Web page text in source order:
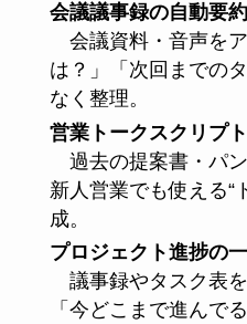
会議議事録の自動要
会議資料・音声を
は？」「次回までの
なく整理。
営業トークスクリプ
過去の提案書・パン
新人営業でも使える“
成。
プロジェクト進捗の
議事録やタスク表を
「今どこまで進んで